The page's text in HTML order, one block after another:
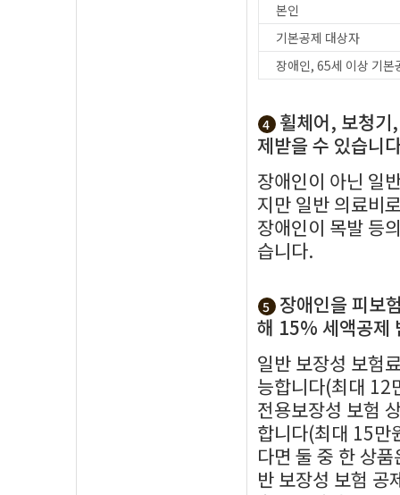
본인
기본공제 대상자
장애인, 65세 이상 기본
4 휠체어, 보청기
제받을 수 있습니
장애인이 아닌 일
지만 일반 의료비
장애인이 목발 등
습니다.
5 장애인을 피보
해 15% 세액공제
일반 보장성 보험
능합니다(최대 12
전용보장성 보험
합니다(최대 15만
다면 둘 중 한 상
반 보장성 보험